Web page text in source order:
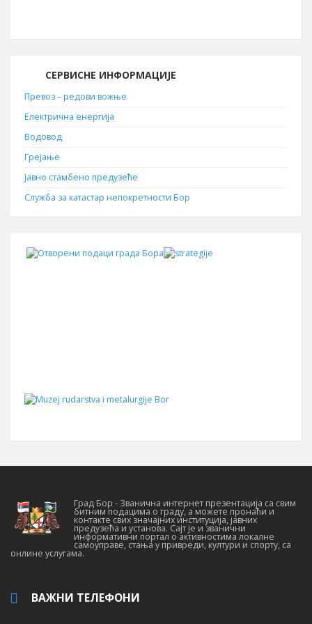
СЕРВИСНЕ ИНФОРМАЦИЈЕ
Превоз – редови вожње
Електрична енергија
Водовод
Грејање
Јавно стамбено предузеће
Служба за катастар непокретности Бор
Град Бор - Званична интернет презентација са свим
битним подацима о граду, а можете пронаћи и
контакте свих значајних институција, јавних
предузећа и установа. Сајт је и званични
информативни портал о активностима локалне
самоуправе, стања у привреди, култури и спорту, са
онлине услугама.
ВАЖНИ ТЕЛЕФОНИ